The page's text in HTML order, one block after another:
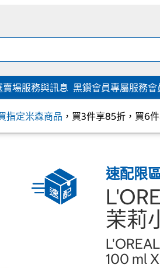
賣場服務與訊息 黑鑽會員專屬服務會
指定米森商品 ，買3件享85折，買6
速配限
茉莉
100 ml